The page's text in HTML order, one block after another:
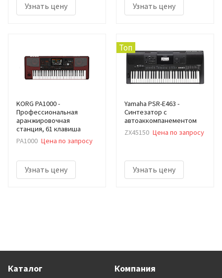
Узнать цену Узнать цену
KORG PA1000 -
Профессиональная
аранжировочная
станция, 61 клавиша
PA1000 Цена по запросу
Узнать цену
Топ
Yamaha PSR-E463 -
Синтезатор с
автоаккомпанементом
ZX45150 Цена по запросу
Узнать цену
Каталог Компания